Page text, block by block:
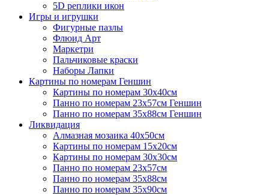
5D реплики икон
Игры и игрушки
Фигурные пазлы
Флюид Арт
Маркетри
Пальчиковые краски
Наборы Лапки
Картины по номерам Геншин
Картины по номерам 30х40см
Панно по номерам 23х57см Геншин
Панно по номерам 35х88см Геншин
Ликвидация
Алмазная мозаика 40х50см
Картины по номерам 15х20см
Картины по номерам 30х30см
Панно по номерам 23х57см
Панно по номерам 35х88см
Панно по номерам 35х90см